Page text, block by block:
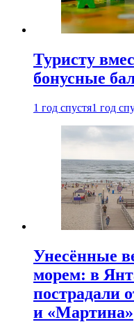
Туристу
бонусные
1 год спустя1 год
Унесённые
морем: в
пострадали
и «Мартина»